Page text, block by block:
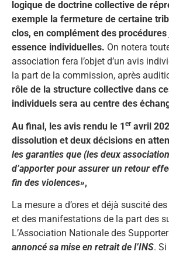
logique de doctrine collective de
exemple la fermeture de certaine
clos, en complément des
essence individuelles. On notera
association fera l’objet d’un avis
la part de la commission, après
rôle de la structure collective dans
individuels sera au centre des
Au final, les avis rendu le 1eravril
dissolution et deux décisions en
les garanties que (les deux
d’apporter pour assurer un retour
fin des violences»,
La mesure a d’ores et déjà suscité
et des manifestations de la part des
L’Association Nationale des
annoncé sa mise en retrait de l’INS.